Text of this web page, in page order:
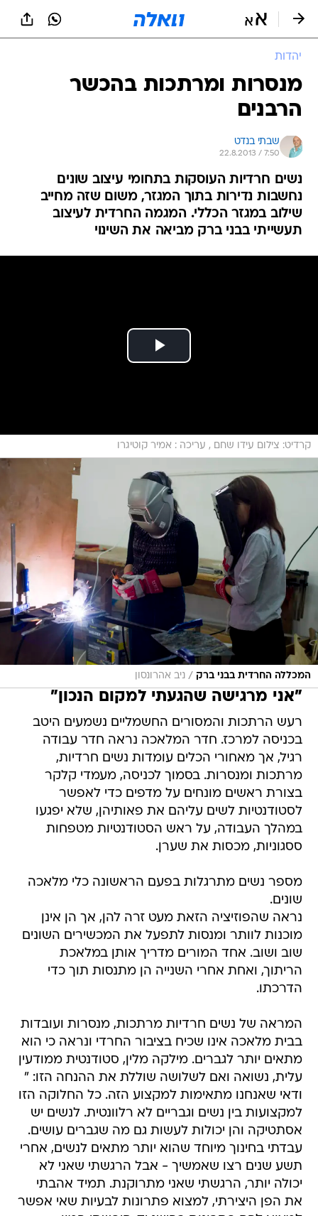
יהדות
מנסרות ומרתכות בהכשר
הרבנים
שבתי בנדט
22.8.2013 / 7:50
נשים חרדיות העוסקות בתחומי עיצוב שונים
נחשבות נדירות בתוך המגזר, משום שזה מחייב
שילוב במגזר הכללי. המגמה החרדית לעיצוב
תעשייתי בבני ברק מביאה את השינוי
קרדיט: צילום עידו שחם , עריכה : אמיר קוטיגרו
המכללה החרדית בבני ברק / ניב אהרונסון
"אני מרגישה שהגעתי למקום הנכון"
רעש הרתכות והמסורים החשמליים נשמעים היטב
בכניסה למרכז. חדר המלאכה נראה חדר עבודה
רגיל, אך מאחורי הכלים עומדות נשים חרדיות,
מרתכות ומנסרות. בסמוך לכניסה, מעמדי קלקר
בצורת ראשים מונחים על מדפים כדי לאפשר
לסטודנטיות לשים עליהם את פאותיהן, שלא יפגעו
במהלך העבודה, על ראש הסטודנטיות מטפחות
ססגוניות, מכסות את שערן.
מספר נשים מתרגלות בפעם הראשונה כלי מלאכה
שונים.
נראה שהפוזיציה הזאת מעט זרה להן, אך הן אינן
מוכנות לוותר ומנסות לתפעל את המכשירים השונים
שוב ושוב. אחד המורים מדריך אותן במלאכת
הריתוך, ואחת אחרי השנייה הן מתנסות תוך כדי
הדרכתו.
המראה של נשים חרדיות מרתכות, מנסרות ועובדות
בבית מלאכה אינו שכיח בציבור החרדי ונראה כי הוא
מתאים יותר לגברים. מילקה מלין, סטודנטית ממודעין
עלית, נשואה ואם לשלושה שוללת את ההנחה הזו: "
ודאי שאנחנו מתאימות למקצוע הזה. כל החלוקה הזו
למקצועות בין נשים וגבריים לא רלוונטית. לנשים יש
אסתטיקה והן יכולות לעשות גם מה שגברים עושים.
עבדתי בחינוך מיוחד שהוא יותר מתאים לנשים, אחרי
תשע שנים רצו שאמשיך - אבל הרגשתי שאני לא
יכולה יותר, הרגשתי שאני מתרוקנת. תמיד אהבתי
את הפן היצירתי, למצוא פתרונות לבעיות שאי אפשר